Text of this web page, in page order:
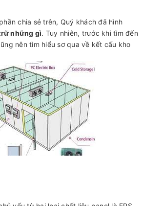
chia sẻ trên, Quý khách đã hình
những gì. Tuy nhiên, trước khi tìm đến
nên tìm hiểu sơ qua về kết cấu kho